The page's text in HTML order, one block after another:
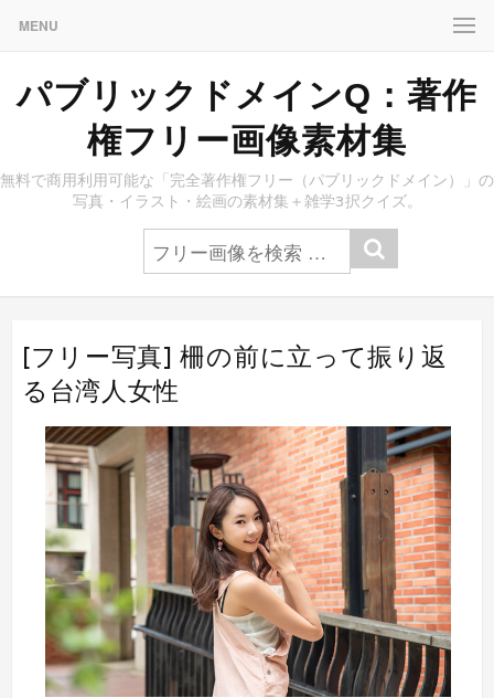
MENU
パブリックドメインQ：著作
権フリー画像素材集
無料で商用利用可能な「完全著作権フリー（パブリックドメイン）」の
写真・イラスト・絵画の素材集＋雑学3択クイズ。
[フリー写真] 柵の前に立って振り返
る台湾人女性